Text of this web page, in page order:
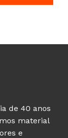
de 40 anos
material
e